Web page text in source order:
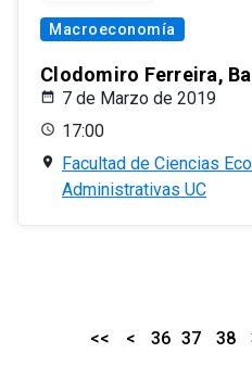
Macroeconomía
Clodomiro Ferreira,
7 de Marzo de 2019
17:00
Facultad de Ciencias
Administrativas UC
<< < 36 37 38